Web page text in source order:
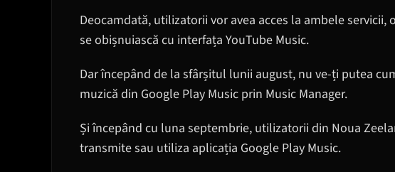
Deocamdată, utilizatorii vor avea acces la ambele
se obișnuiască cu interfața YouTube Music.
Dar începând de la sfârșitul lunii august, nu ve-ți putea
muzică din Google Play Music prin Music Manager.
Și începând cu luna septembrie, utilizatorii din Noua
transmite sau utiliza aplicația Google Play Music.